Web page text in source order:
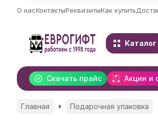
О насКонтактыРеквизитыКак купить
Каталог
Скачать прайс Акции и
Главная Подарочная упаковка